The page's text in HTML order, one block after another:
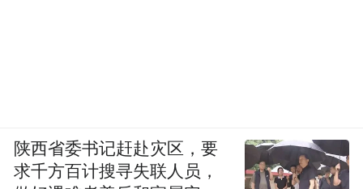
陕西省委书记赶赴灾区，要
求千方百计搜寻失联人员，